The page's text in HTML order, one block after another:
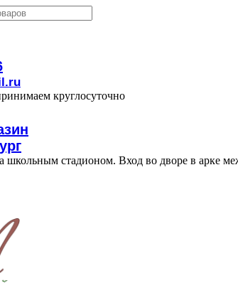
круглосуточно
школьным стадионом. Вход во дворе в арке